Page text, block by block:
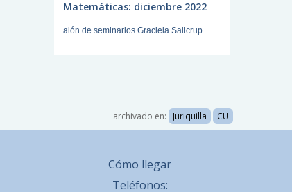
Matemáticas: diciembre 2022
alón de seminarios Graciela Salicrup
archivado en: Juriquilla CU
Cómo llegar
Teléfonos: